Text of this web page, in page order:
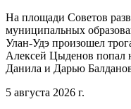
На площади Советов
муниципальных
Улан-Удэ произошел
Алексей Цыденов попал
Данила и Дарью
5 августа 2026 г.